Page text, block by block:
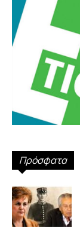
Πρόσφατα